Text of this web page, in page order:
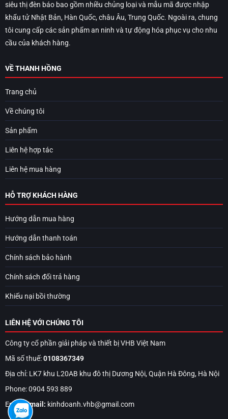
siêu thị đèn báo bao gồm nhiều chủng loại và mẫu mã được nhập
khẩu tử Nhật Bản, Hàn Quốc, châu Âu, Trung Quốc. Ngoài ra, chung
tôi cung cấp các sản phẩm an ninh và tự động hóa phục vụ cho nhu
cầu của khách hàng.
VỀ THANH HỒNG
Trang chủ
Về chúng tôi
Sản phẩm
Liên hệ hợp tác
Liên hệ mua hàng
HỖ TRỢ KHÁCH HÀNG
Hướng dẫn mua hàng
Hướng dẫn thanh toán
Chính sách bảo hành
Chính sách đổi trả hàng
Khiếu nại bồi thường
LIÊN HỆ VỚI CHÚNG TÔI
Công ty cổ phần giải pháp và thiết bị VHB Việt Nam
Mã số thuế:0108367349
Địa chỉ: LK7 khu L20AB khu đô thị Dương Nội, Quận Hà Đông, Hà Nội
Phone: 0904 593 889
Email:Email: kinhdoanh.vhb@gmail.com